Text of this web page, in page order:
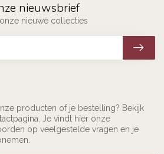
producten of je bestelling? Bekijk
Je vindt hier onze
op veelgestelde vragen en je
nieuwsbrief
nieuwe collecties